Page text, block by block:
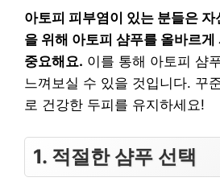
아토피 피부염이 있는 분들은 자
을 위해 아토피 샴푸를 올바르
중요해요. 이를 통해 아토피 샴
느껴보실 수 있을 것입니다. 꾸
로 건강한 두피를 유지하세요!
1. 적절한 샴푸 선택